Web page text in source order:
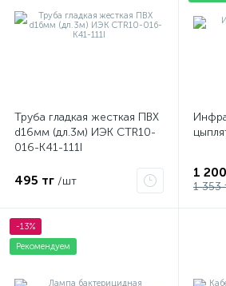
Труба гладкая жесткая ПВХ
d16мм (дл.3м) ИЭК CTR10-
016-K41-111I
495 тг /шт
1
1 353
-13%
Рекомендуем